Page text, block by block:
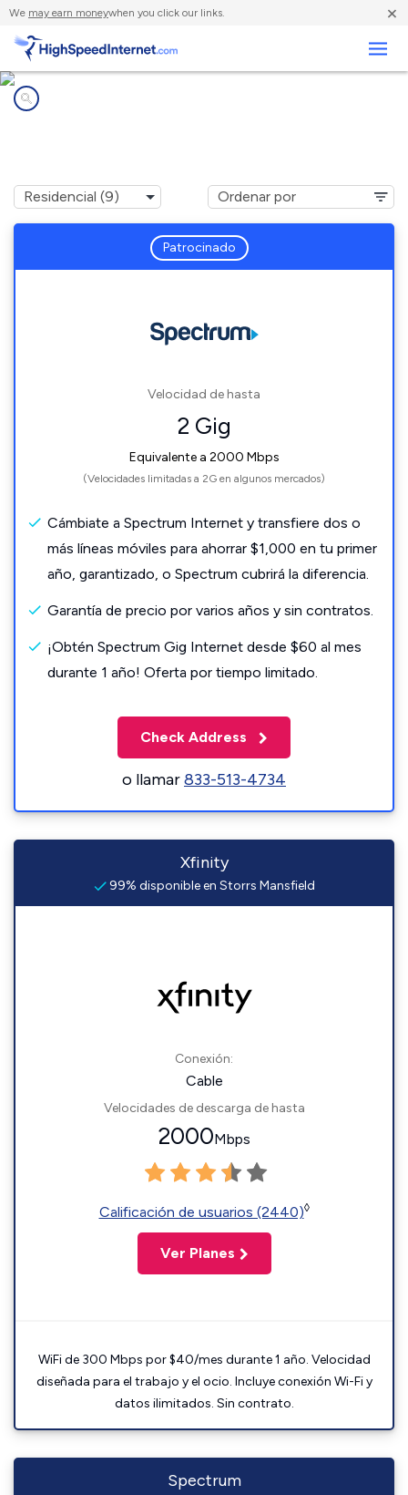
We may earn moneywhen you click our links. ×
Patrocinado
Velocidad de hasta
2 Gig
Equivalente a 2000 Mbps
(Velocidades limitadas a 2G en algunos mercados)
Cámbiate a Spectrum Internet y transfiere dos o
más líneas móviles para ahorrar $1,000 en tu primer
año, garantizado, o Spectrum cubrirá la diferencia.
Garantía de precio por varios años y sin contratos.
¡Obtén Spectrum Gig Internet desde $60 al mes
durante 1 año! Oferta por tiempo limitado.
Check Address
o llamar833-513-4734
Xfinity
99% disponible en Storrs Mansfield
Conexión:
Cable
Velocidades de descarga de hasta
2000Mbps
Calificación de usuarios (2440)◊
Ver Planes
WiFi de 300 Mbps por $40/mes durante 1 año. Velocidad
diseñada para el trabajo y el ocio. Incluye conexión Wi-Fi y
datos ilimitados. Sin contrato.
Spectrum